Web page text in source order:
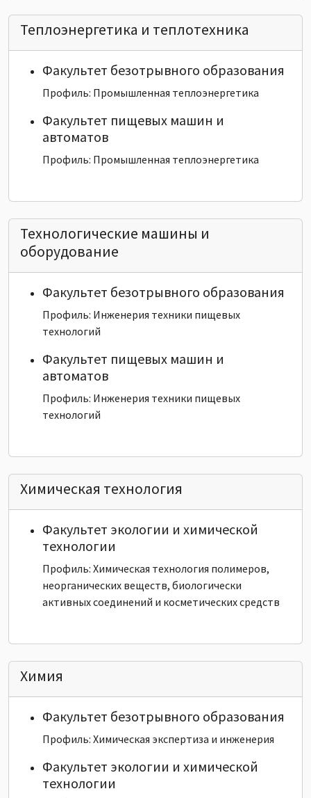
Теплоэнергетика и теплотехника
Факультет безотрывного образования
Профиль: Промышленная теплоэнергетика
Факультет пищевых машин и
автоматов
Профиль: Промышленная теплоэнергетика
Технологические машины и
оборудование
Факультет безотрывного образования
Профиль: Инженерия техники пищевых
технологий
Факультет пищевых машин и
автоматов
Профиль: Инженерия техники пищевых
технологий
Химическая технология
Факультет экологии и химической
технологии
Профиль: Химическая технология полимеров,
неорганических веществ, биологически
активных соединений и косметических средств
Химия
Факультет безотрывного образования
Профиль: Химическая экспертиза и инженерия
Факультет экологии и химической
технологии